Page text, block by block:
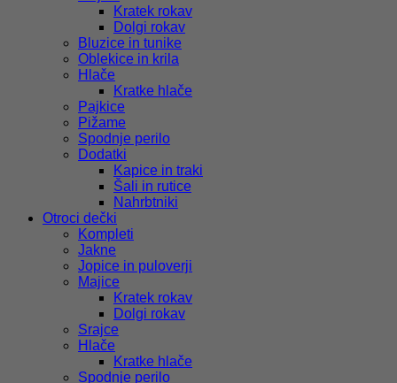
Kratek rokav
Dolgi rokav
Bluzice in tunike
Oblekice in krila
Hlače
Kratke hlače
Pajkice
Pižame
Spodnje perilo
Dodatki
Kapice in traki
Šali in rutice
Nahrbtniki
Otroci dečki
Kompleti
Jakne
Jopice in puloverji
Majice
Kratek rokav
Dolgi rokav
Srajce
Hlače
Kratke hlače
Spodnje perilo